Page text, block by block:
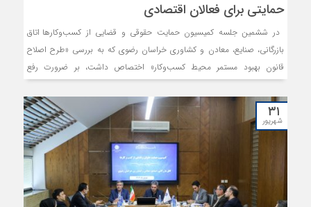
حمایتی برای فعالان اقتصادی
در ششمین جلسه کمیسیون حمایت حقوقی و قضایی از کسب‌وکارها اتاق
بازرگانی، صنایع، معادن و کشاوری خراسان رضوی که به بررسی «طرح اصلاح
قانون بهبود مستمر محیط کسب‌وکار» اختصاص داشت، بر ضرورت رفع
تعارض‌های قانونی، تقویت ضمانت‌های اجرای مقررات و ایجاد مسیرهای
حمایت قضایی برای فعالان اقتصادی تاکید شد.
۳۱
شهریور